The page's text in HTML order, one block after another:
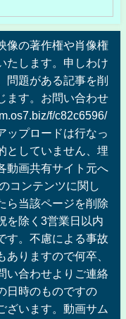
像の著作権や肖像権
たします。申しわけ
問題がある記事を削
ます。お問い合わせ
f/c82c6596/
ップロードは行なっ
としていません、埋
動画共有サイト元へ
コンテンツに関し
ら当該ページを削除
を除く3営業日以内
す。不慮による事故
りますので何卒、
い合わせよりご連絡
日時のものですの
ざいます。動画サム